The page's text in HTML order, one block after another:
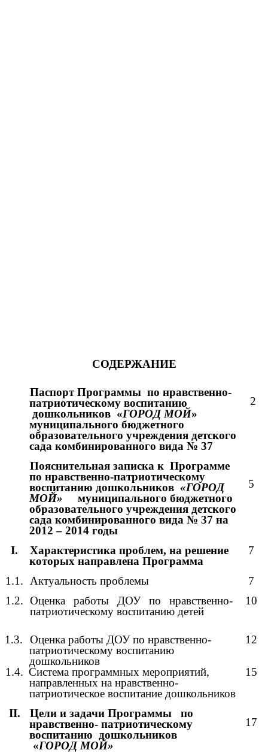
СОДЕРЖАНИЕ
Паспорт Программы по нравственно-
патриотическому воспитанию
дошкольников «ГОРОД МОЙ»
муниципального бюджетного
образовательного учреждения детского
сада комбинированного вида № 37
2
Пояснительная записка к Программе
по нравственно-патриотическому
воспитанию дошкольников«ГОРОД
МОЙ»
муниципального бюджетного
образовательного учреждения детского
сада комбинированного вида № 37 на
2012 – 2014 годы
5
I.
Характеристика проблем, на решение
которых направлена Программа
7
1.1. Актуальность проблемы
7
1.2. Оценка работы ДОУ по нравственно-
патриотическому воспитанию детей
10
1.3.
Оценка работы ДОУ по нравственно-
патриотическому воспитанию
дошкольников
12
1.4. Система программных мероприятий,
направленных на нравственно-
патриотическое воспитание дошкольников
15
II. Цели и задачи Программы
по
нравственно- патриотическому
воспитанию дошкольников
«ГОРОД МОЙ»
17